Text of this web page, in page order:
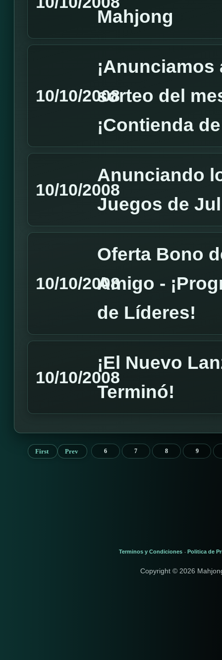
Mahjong
10/10/2008sorteo del
¡Contienda
10/10/2008
Anunciando
Juegos de
10/10/2008
Oferta Bono
Amigo -
de Líderes!
10/10/2008
¡El Nuevo
Terminó!
First Prev 6 7 8 9
Terminos y Condiciones - Politica de
Copyright © 2026